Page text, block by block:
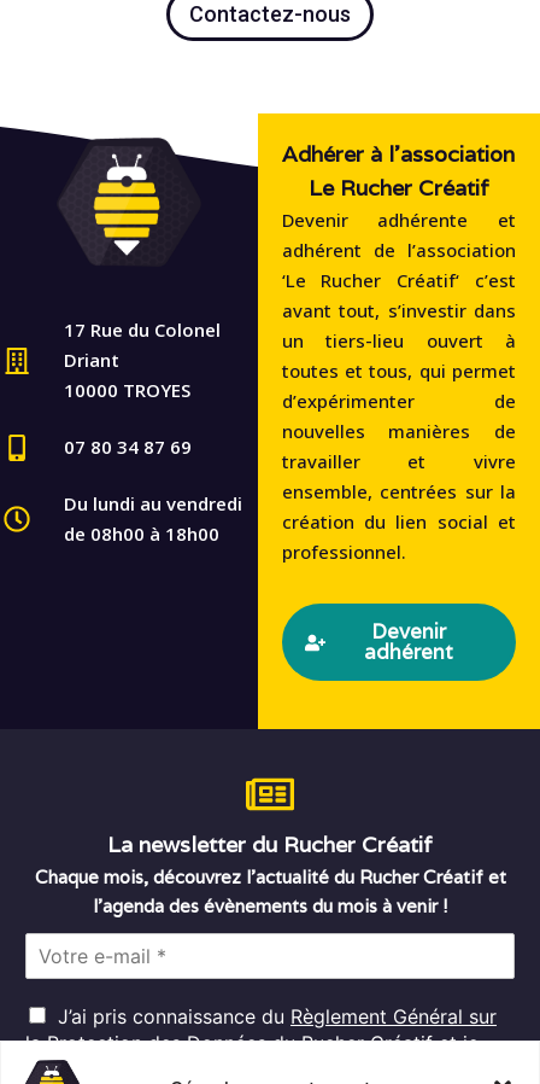
Contactez-nous
17 Rue du Colonel
Driant
10000 TROYES
07 80 34 87 69
Du lundi au vendredi
de 08h00 à 18h00
Adhérer à l'association
Le Rucher Créatif
Devenir adhérente et
adhérent de l’association
‘Le Rucher Créatif‘ c’est
avant tout, s’investir dans
un tiers-lieu ouvert à
toutes et tous, qui permet
d’expérimenter de
nouvelles manières de
travailler et vivre
ensemble, centrées sur la
création du lien social et
professionnel.
Devenir
adhérent
La newsletter du Rucher Créatif
Chaque mois, découvrez l’actualité du Rucher Créatif et
l’agenda des évènements du mois à venir !
l
*
R
G
D
J’ai pris connaissance du Règlement Général sur
la Protection des Donnéesdu Rucher Créatif et je
consens au traitement de mes données personnelles